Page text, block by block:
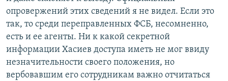
опровержений этих сведений я не видел. Если это
так, то среди переправленных ФСБ, несомненно,
есть и ее агенты. Ни к какой секретной
информации Хасиев доступа иметь не мог ввиду
незначительности своего положения, но
вербовавшим его сотрудникам важно отчитаться